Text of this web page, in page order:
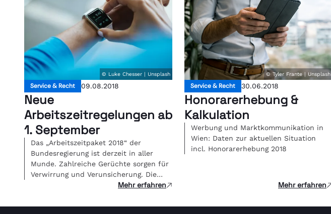
© Luke Chesser | Unsplash
Service & Recht 09.08.2018
Neue
Arbeitszeitregelungen ab
1. September
Das „Arbeitszeitpaket 2018“ der
Bundesregierung ist derzeit in aller
Munde. Zahlreiche Gerüchte sorgen für
Verwirrung und Verunsicherung. Die
neuen Bestimmungen […]Mehr erfahren
© Tyler Frante | Unsplash
Service & Recht 30.06.2018
Honorarerhebung &
Kalkulation
Werbung und Marktkommunikation in
Wien: Daten zur aktuellen Situation
incl. Honorarerhebung 2018
Mehr erfahren